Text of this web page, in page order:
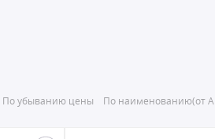
По убыванию цены По наименованию(от А